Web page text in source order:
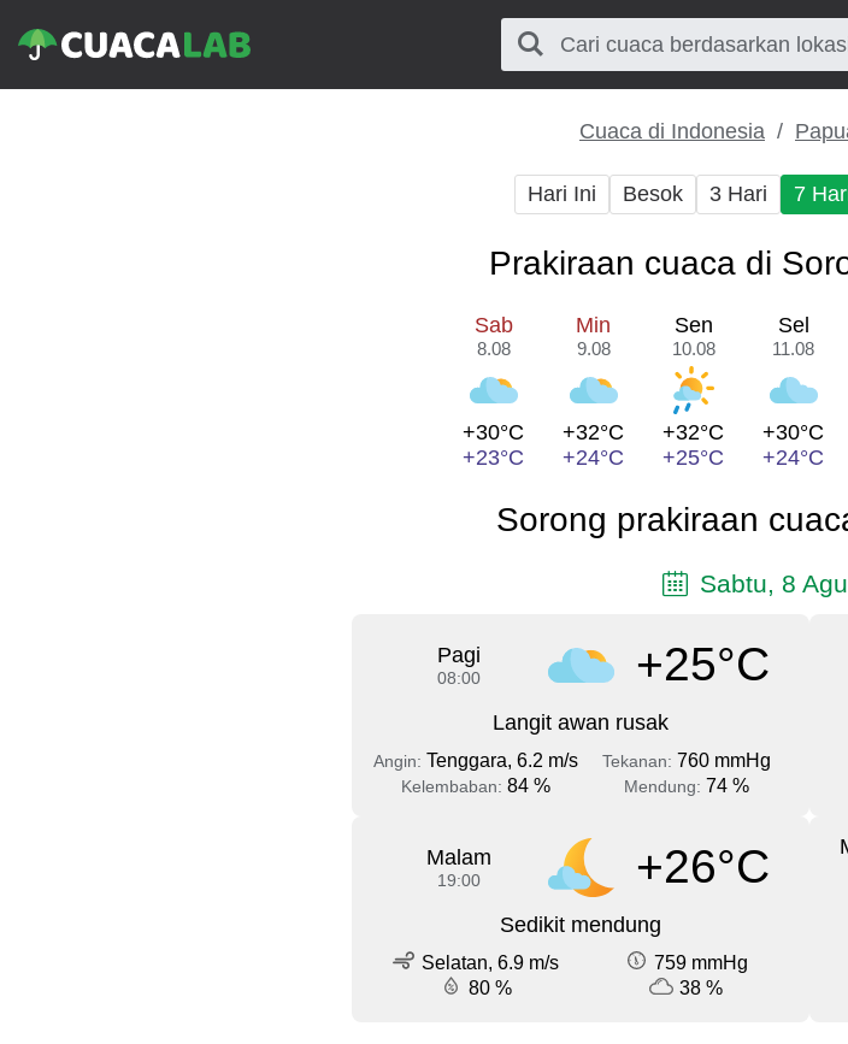
Cuaca di Indonesia
Hari Ini Besok 3 Hari 7
Prakiraan cuaca di
Sab
8.08
+30°C
+23°C
Min
9.08
+32°C
+24°C
Sen
10.08
+32°C
+25°C
Sel
11.08
+30°C
+24°C
Sorong prakiraan
Sabtu, 8
Pagi
08:00 +25°C
Langit awan rusak
Angin: Tenggara, 6.2 m/s Tekanan: 760 mmHg
Kelembaban: 84 % Mendung: 74 %
Malam
19:00 +26°C
Sedikit mendung
Selatan, 6.9 m/s
759 mmHg
80 %
38 %